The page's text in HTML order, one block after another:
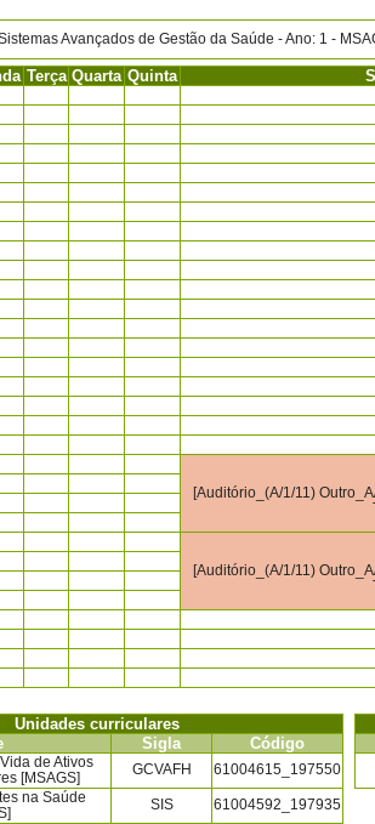
Avançados de Gestão da Saúde - Ano: 1 -
Terça Quarta Quinta
[Auditório_(A/1/11)
[Auditório_(A/1/11)
Unidades curriculares
Sigla Código
de Ativos
[MSAGS]
GCVAFH
61004615_197550
na Saúde
SIS 61004592_197935